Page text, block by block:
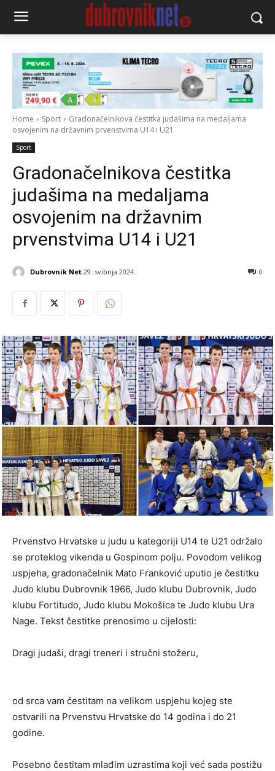
Home Sport
Gradonačelnikova čestitka judašima na medaljama
osvojenim na državnim prvenstvima U14 i U21
Sport
Gradonačelnikova čestitka
judašima na medaljama
osvojenim na državnim
prvenstvima U14 i U21
Dubrovnik Net 29. svibnja 2024. 0
Prvenstvo Hrvatske u judu u kategoriji U14 te U21 održalo
se proteklog vikenda u Gospinom polju. Povodom velikog
uspjeha, gradonačelnik Mato Franković uputio je čestitku
Judo klubu Dubrovnik 1966, Judo klubu Dubrovnik, Judo
klubu Fortitudo, Judo klubu Mokošica te Judo klubu Ura
Nage. Tekst čestitke prenosimo u cijelosti:
Dragi judaši, dragi treneri i stručni stožeru,
od srca vam čestitam na velikom uspjehu kojeg ste
ostvarili na Prvenstvu Hrvatske do 14 godina i do 21
godine.
Posebno čestitam mlađim uzrastima koji već sada postižu